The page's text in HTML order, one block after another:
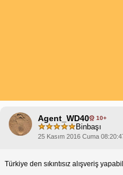
Agent_WD40 10+
Binbaşı
25 Kasım 2016 Cuma
Türkiye den sıkıntısız alışveriş